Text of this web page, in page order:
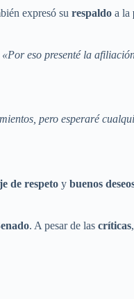
expresó su respaldo a la
«Por eso presenté la
pero esperaré
de respeto y buenos
. A pesar de las críticas